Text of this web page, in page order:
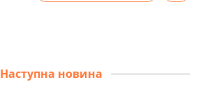
Наступна новина